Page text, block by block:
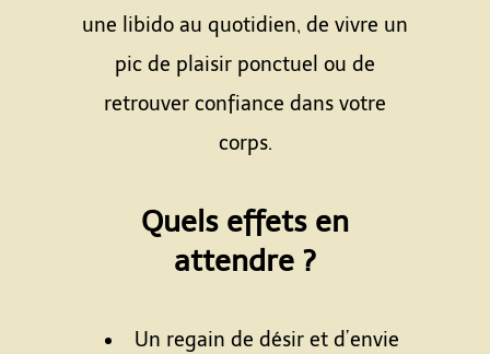
une libido au quotidien, de vivre un
pic de plaisir ponctuel ou de
retrouver confiance dans votre
corps.
Quels effets en
attendre ?
Un regain de désir et d’envie